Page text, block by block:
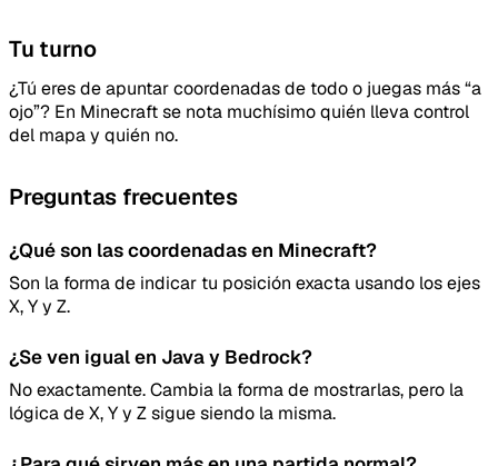
Tu turno
¿Tú eres de apuntar coordenadas de todo o juegas más “a
ojo”? En Minecraft se nota muchísimo quién lleva control
del mapa y quién no.
Preguntas frecuentes
¿Qué son las coordenadas en Minecraft?
Son la forma de indicar tu posición exacta usando los ejes
X, Y y Z.
¿Se ven igual en Java y Bedrock?
No exactamente. Cambia la forma de mostrarlas, pero la
lógica de X, Y y Z sigue siendo la misma.